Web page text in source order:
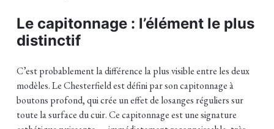
Le capitonnage : l’élément le plus
distinctif
C’est probablement la différence la plus visible entre les deux
modèles. Le Chesterfield est défini par son capitonnage à
boutons profond, qui crée un effet de losanges réguliers sur
toute la surface du cuir. Ce capitonnage est une signature